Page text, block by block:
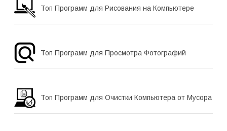
Топ Программ для Рисования на Компьютере
Топ Программ для Просмотра Фотографий
Топ Программ для Очистки Компьютера от Мусора